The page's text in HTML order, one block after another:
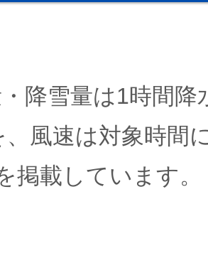
降雪量は1時間降
、風速は対象時間
掲載しています。